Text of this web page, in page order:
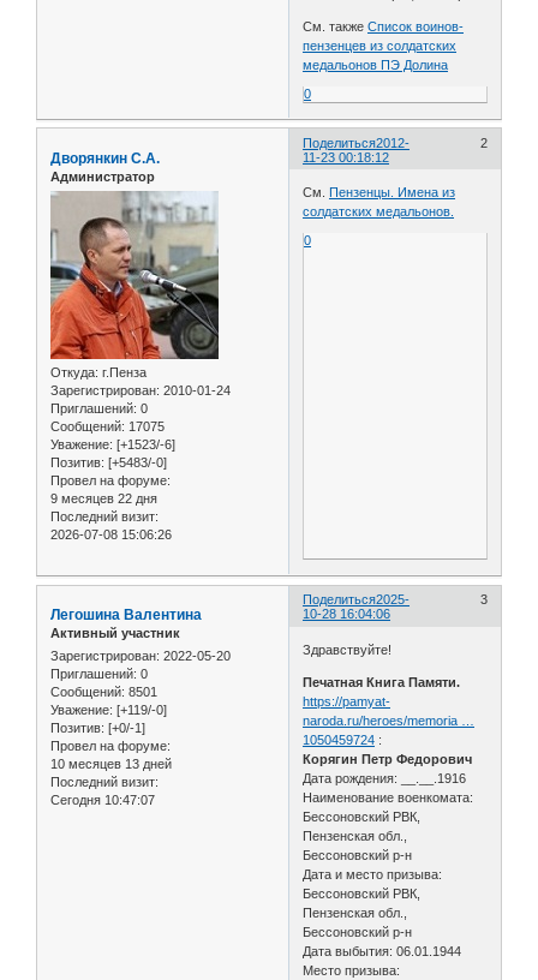
См. такжеСписок воинов-
пензенцев из солдатских
медальонов ПЭ Долина
0
Поделиться 2
2012-
11-23 00:18:12
Дворянкин С.А.
Администратор
Откуда: г.Пенза
Зарегистрирован: 2010-01-24
Приглашений: 0
Сообщений: 17075
Уважение: [+1523/-6]
Позитив: [+5483/-0]
Провел на форуме:
9 месяцев 22 дня
Последний визит:
2026-07-08 15:06:26
См.
Пензенцы. Имена из
солдатских медальонов.
0
Поделиться 3
2025-
10-28 16:04:06
Легошина Валентина
Активный участник
Зарегистрирован: 2022-05-20
Приглашений: 0
Сообщений: 8501
Уважение: [+119/-0]
Позитив: [+0/-1]
Провел на форуме:
10 месяцев 13 дней
Последний визит:
Сегодня 10:47:07
Здравствуйте!
Печатная Книга Памяти.
https://pamyat-
naroda.ru/heroes/memoria …
1050459724 :
Корягин Петр Федорович
Дата рождения: __.__.1916
Наименование военкомата:
Бессоновский РВК,
Пензенская обл.,
Бессоновский р-н
Дата и место призыва:
Бессоновский РВК,
Пензенская обл.,
Бессоновский р-н
Дата выбытия: 06.01.1944
Место призыва: